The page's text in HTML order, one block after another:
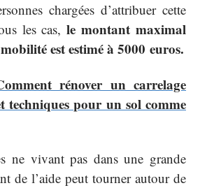
chargées d’attribuer cette
les cas,le montant maximal
est estimé à 5000 euros.
rénover un carrelage
techniques pour un sol comme
ne vivant pas dans une grande
de l’aide peut tourner autour de